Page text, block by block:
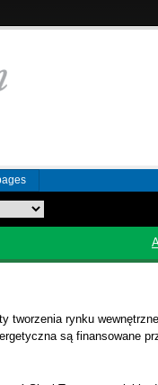
tworzenia rynku
są finansowane